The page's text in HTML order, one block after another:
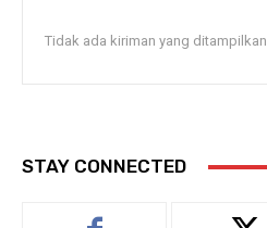
Tidak ada kiriman yang ditampilkan
STAY CONNECTED